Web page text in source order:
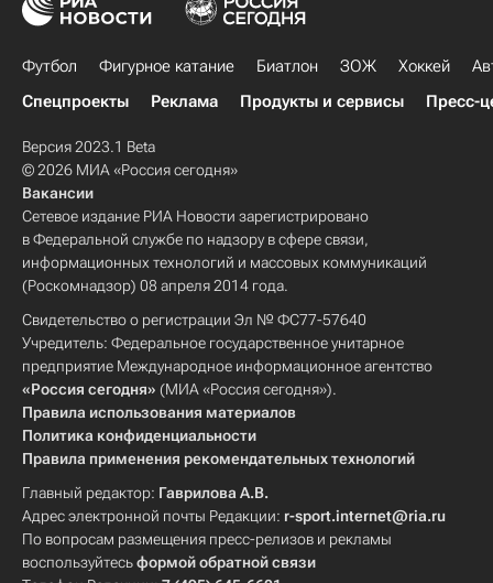
Футбол Фигурное катание Биатлон ЗОЖ Хоккей
Спецпроекты
Реклама Продукты и сервисы Пресс-
Версия 2023.1 Beta
© 2026 МИА «Россия сегодня»
Вакансии
Сетевое издание РИА Новости зарегистрировано
в Федеральной службе по надзору в сфере связи,
информационных технологий и массовых коммуникаций
(Роскомнадзор) 08 апреля 2014 года.
Свидетельство о регистрации Эл № ФС77-57640
Учредитель: Федеральное государственное унитарное
предприятие Международное информационное агентство
«Россия сегодня» (МИА «Россия сегодня»).
Правила использования материалов
Политика конфиденциальности
Правила применения рекомендательных технологий
Главный редактор: Гаврилова А.В.
Адрес электронной почты Редакции: r-sport.internet@ria.ru
По вопросам размещения пресс-релизов и рекламы
воспользуйтесьформой обратной связи